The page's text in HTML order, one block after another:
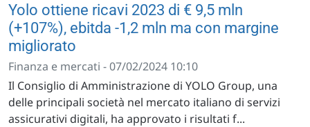
Yolo ottiene ricavi 2023 di € 9,5 mln
(+107%), ebitda -1,2 mln ma con margine
migliorato
Finanza e mercati - 07/02/2024 10:10
Il Consiglio di Amministrazione di YOLO Group, una
delle principali società nel mercato italiano di servizi
assicurativi digitali, ha approvato i risultati f...